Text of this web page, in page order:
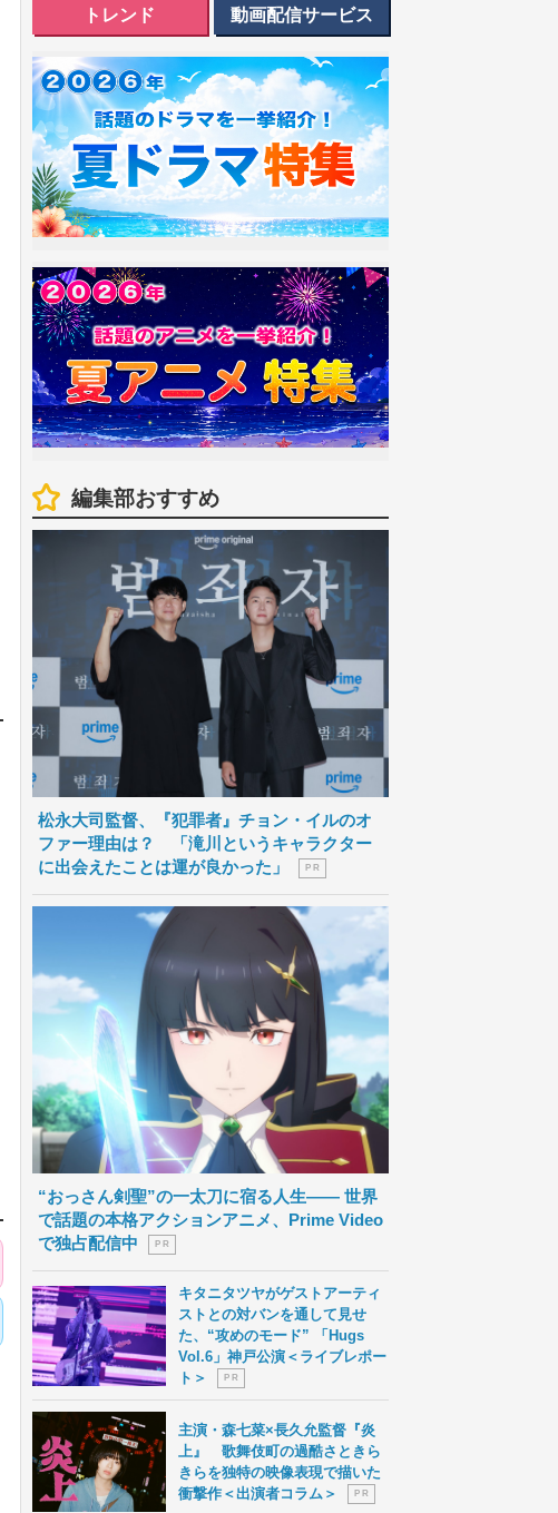
トレンド 動画配信サービス
編集部おすすめ
松永大司監督、『犯罪者』チョン・イルのオ
ファー理由は？ 「滝川というキャラクター
に出会えたことは運が良かった」
P R
“おっさん剣聖”の一太刀に宿る人生―― 世界
で話題の本格アクションアニメ、Prime Video
で独占配信中
P R
キタニタツヤがゲストアーティ
ストとの対バンを通して見せ
た、“攻めのモード” 「Hugs
Vol.6」神戸公演＜ライブレポー
ト＞
P R
主演・森七菜×長久允監督『炎
上』 歌舞伎町の過酷さときら
きらを独特の映像表現で描いた
衝撃作＜出演者コラム＞
P R